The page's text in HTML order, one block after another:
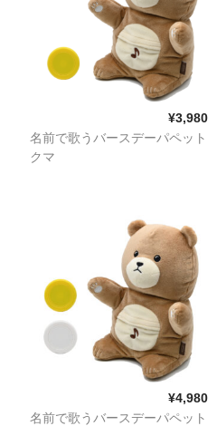
¥3,980
名前で歌うバースデーパペット
クマ
¥4,980
名前で歌うバースデーパペット